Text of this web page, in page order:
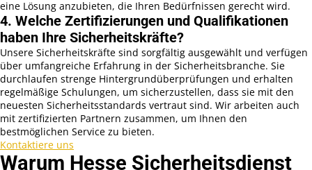
eine Lösung anzubieten, die Ihren Bedürfnissen gerecht wird.
4. Welche Zertifizierungen und Qualifikationen
haben Ihre Sicherheitskräfte?
Unsere Sicherheitskräfte sind sorgfältig ausgewählt und verfügen
über umfangreiche Erfahrung in der Sicherheitsbranche. Sie
durchlaufen strenge Hintergrundüberprüfungen und erhalten
regelmäßige Schulungen, um sicherzustellen, dass sie mit den
neuesten Sicherheitsstandards vertraut sind. Wir arbeiten auch
mit zertifizierten Partnern zusammen, um Ihnen den
bestmöglichen Service zu bieten.
Kontaktiere uns
Warum Hesse Sicherheitsdienst